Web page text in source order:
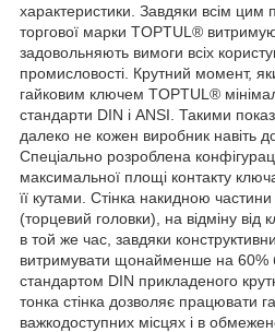
характеристики. Завдяки всім цим
торгової марки TOPTUL®
задовольняють вимоги всіх
промисловості. Крутний момент,
гайковим ключем TOPTUL®
стандарти DIN і ANSI. Такими
далеко не кожен виробник навіть
Спеціально розроблена
максимальної площі контакту
її кутами. Стінка накидною
(торцевий головки), на відміну від
в той же час, завдяки
витримувати щонайменше на 60%
стандартом DIN прикладеного
тонка стінка дозволяє працювати
важкодоступних місцях і в